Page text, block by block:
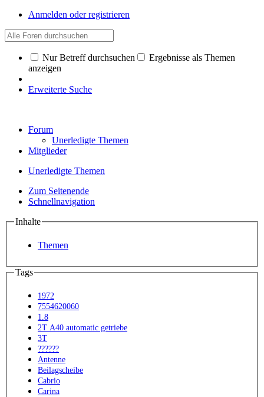
Anmelden oder registrieren
Nur Betreff durchsuchen
Ergebnisse als Themen
anzeigen
Erweiterte Suche
Forum
Unerledigte Themen
Mitglieder
Unerledigte Themen
Zum Seitenende
Schnellnavigation
Inhalte
Themen
Tags
1972
7554620060
1.8
2T A40 automatic getriebe
3T
??????
Antenne
Beilagscheibe
Cabrio
Carina